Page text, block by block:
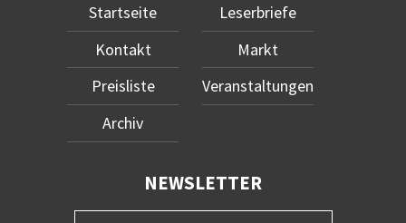
Startseite
Kontakt
Preisliste
Archiv
Leserbriefe
Markt
Veranstaltungen
NEWSLETTER